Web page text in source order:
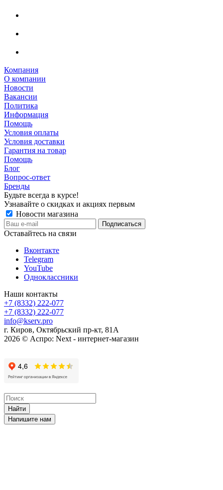
Компания
О компании
Новости
Вакансии
Политика
Информация
Помощь
Условия оплаты
Условия доставки
Гарантия на товар
Помощь
Блог
Вопрос-ответ
Бренды
Будьте всегда в курсе!
Узнавайте о скидках и акциях первым
Новости магазина
Оставайтесь на связи
Вконтакте
Telegram
YouTube
Одноклассники
Наши контакты
+7 (8332) 222-077
+7 (8332) 222-077
info@kserv.pro
г. Киров, Октябрьский пр-кт, 81А
2026 © Аспро: Next - интернет-магазин
Найти
Напишите нам